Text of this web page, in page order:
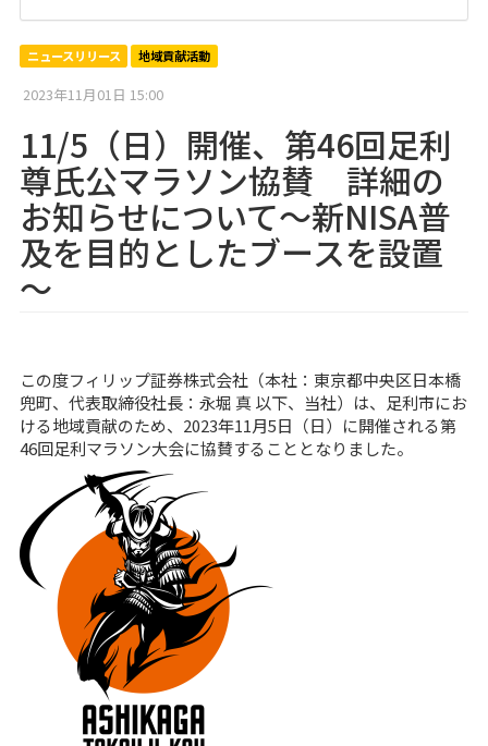
ニュースリリース 地域貢献活動
2023年11月01日 15:00
11/5（日）開催、第46回足利
尊氏公マラソン協賛 詳細の
お知らせについて～新NISA普
及を目的としたブースを設置
～
この度フィリップ証券株式会社（本社：東京都中央区日本橋
兜町、代表取締役社長：永堀 真 以下、当社）は、足利市にお
ける地域貢献のため、2023年11月5日（日）に開催される第
46回足利マラソン大会に協賛することとなりました。